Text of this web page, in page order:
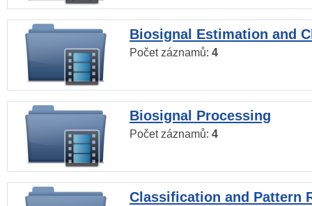
Biosignal Estimation and
Počet záznamů: 4
Biosignal Processing
Počet záznamů: 4
Classification and Pattern